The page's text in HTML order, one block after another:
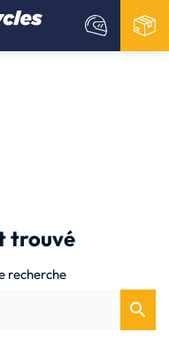
trouvé
recherche
